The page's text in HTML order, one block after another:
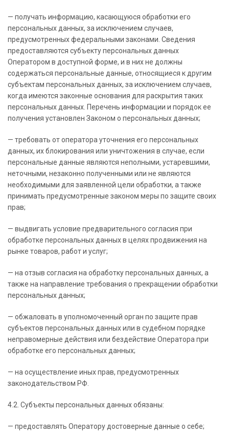
— получать информацию, касающуюся обработки его
персональных данных, за исключением случаев,
предусмотренных федеральными законами. Сведения
предоставляются субъекту персональных данных
Оператором в доступной форме, и в них не должны
содержаться персональные данные, относящиеся к другим
субъектам персональных данных, за исключением случаев,
когда имеются законные основания для раскрытия таких
персональных данных. Перечень информации и порядок ее
получения установлен Законом о персональных данных;
— требовать от оператора уточнения его персональных
данных, их блокирования или уничтожения в случае, если
персональные данные являются неполными, устаревшими,
неточными, незаконно полученными или не являются
необходимыми для заявленной цели обработки, а также
принимать предусмотренные законом меры по защите своих
прав;
— выдвигать условие предварительного согласия при
обработке персональных данных в целях продвижения на
рынке товаров, работ и услуг;
— на отзыв согласия на обработку персональных данных, а
также на направление требования о прекращении обработки
персональных данных;
— обжаловать в уполномоченный орган по защите прав
субъектов персональных данных или в судебном порядке
неправомерные действия или бездействие Оператора при
обработке его персональных данных;
— на осуществление иных прав, предусмотренных
законодательством РФ.
4.2. Субъекты персональных данных обязаны:
— предоставлять Оператору достоверные данные о себе;